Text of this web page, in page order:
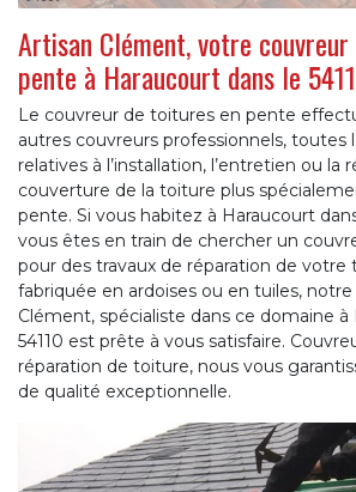
Artisan Clément, votre
pente à Haraucourt dans le
Le couvreur de toitures en pente
autres couvreurs professionnels, toutes
relatives à l’installation, l’entretien ou la
couverture de la toiture plus
pente. Si vous habitez à Haraucourt
vous êtes en train de chercher un
pour des travaux de réparation de
fabriquée en ardoises ou en tuiles,
Clément, spécialiste dans ce domaine à
54110 est prête à vous satisfaire.
réparation de toiture, nous vous
de qualité exceptionnelle.